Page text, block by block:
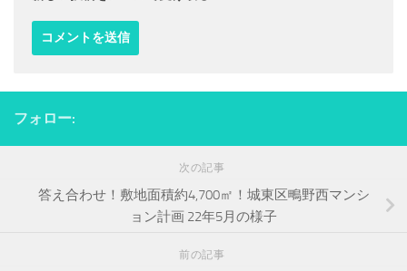
フォロー:
次の記事
答え合わせ！敷地面積約4,700㎡！城東区鴫野西マンシ
ョン計画 22年5月の様子
前の記事